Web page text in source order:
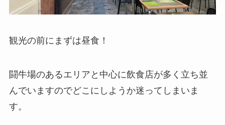
観光の前にまずは昼食！
闘牛場のあるエリアと中心に飲食店が多く立ち並
んでいますのでどこにしようか迷ってしまいま
す。